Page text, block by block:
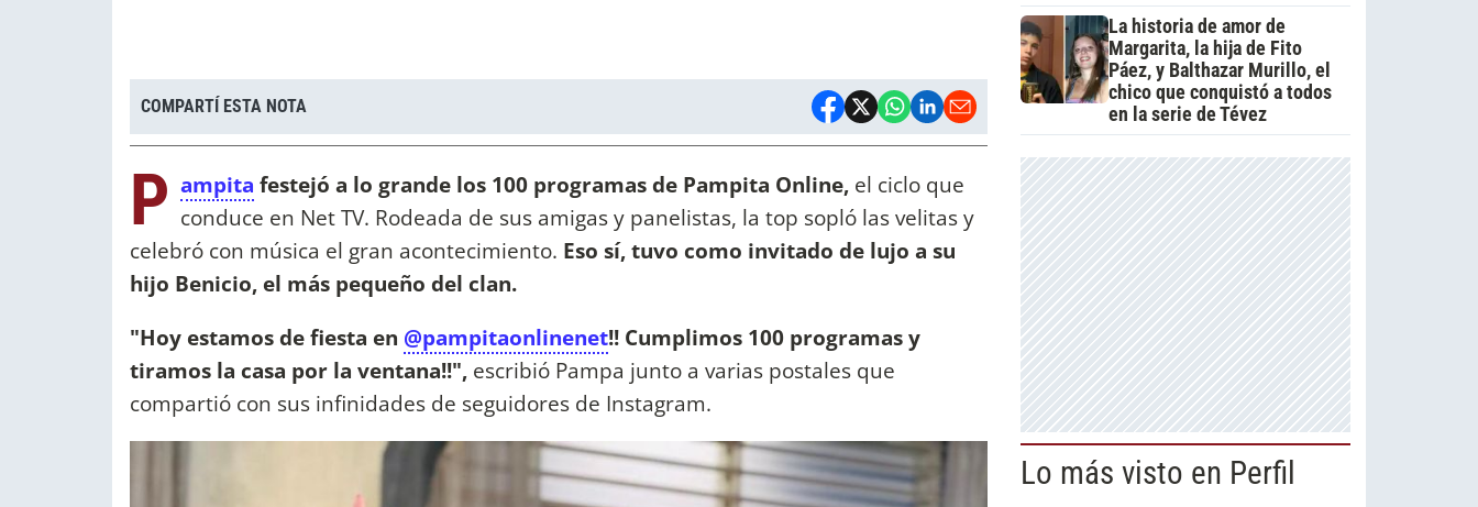
COMPARTÍ ESTA NOTA
P ampita festejó a lo grande los 100 programas de Pampita Online, el ciclo que
conduce en Net TV. Rodeada de sus amigas y panelistas, la top sopló las velitas y
celebró con música el gran acontecimiento. Eso sí, tuvo como invitado de lujo a su
hijo Benicio, el más pequeño del clan.
"Hoy estamos de fiesta en @pampitaonlinenet!! Cumplimos 100 programas y
tiramos la casa por la ventana!!", escribió Pampa junto a varias postales que
compartió con sus infinidades de seguidores de Instagram.
La historia de amor de
Margarita, la hija de Fito
Páez, y Balthazar Murillo, el
chico que conquistó a todos
en la serie de Tévez
Lo más visto en Perfil